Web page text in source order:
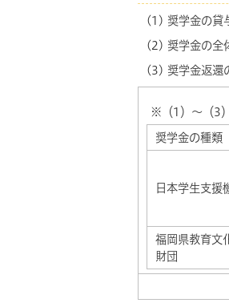
(1) 奨学金の貸
(2) 奨学金の全
(3) 奨学金返還
※（1）～（3
奨学金の種類
日本学生支援
福岡県教育文
財団